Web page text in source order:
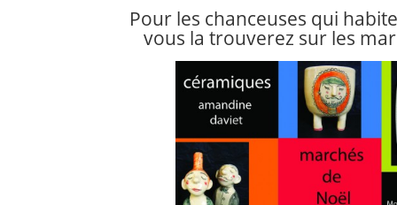
Pour les chanceuses qui
vous la trouverez sur les